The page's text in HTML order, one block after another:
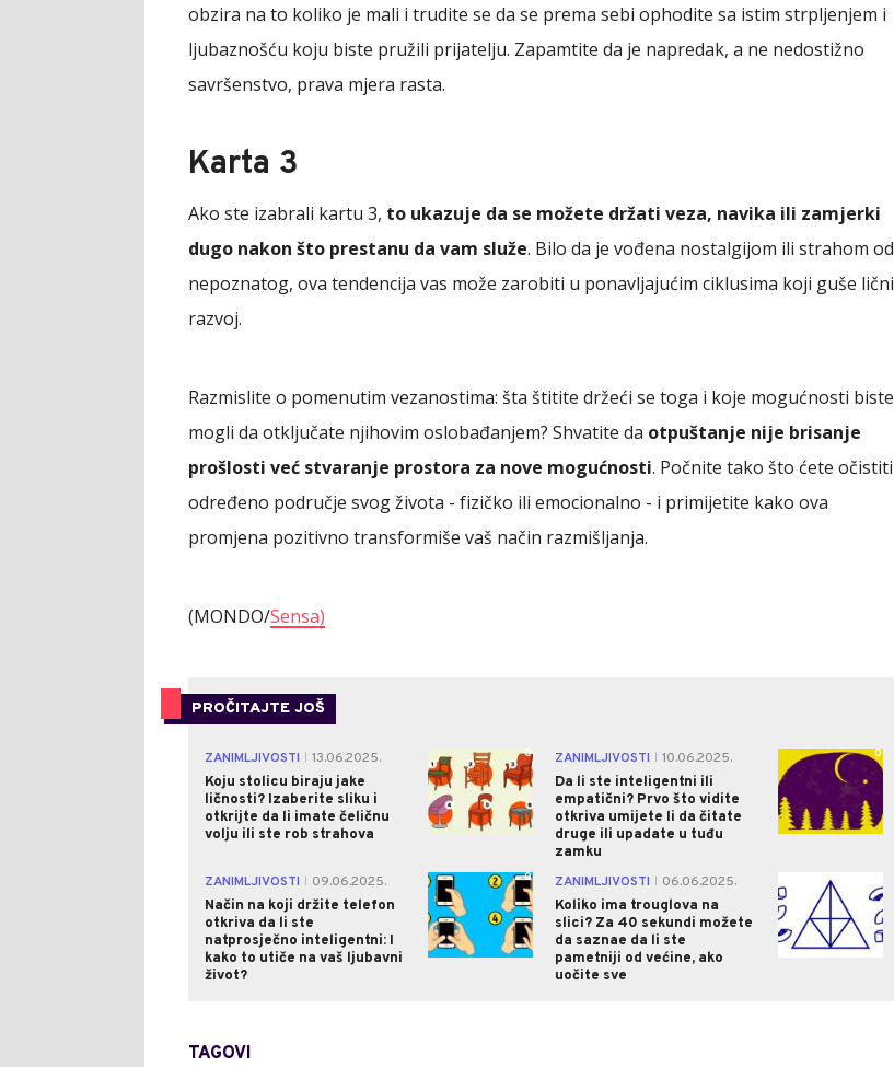
obzira na to koliko je mali i trudite se da se prema sebi ophodite sa istim strpljenjem i
ljubaznošću koju biste pružili prijatelju. Zapamtite da je napredak, a ne nedostižno
savršenstvo, prava mjera rasta.
Karta 3
Ako ste izabrali kartu 3, to ukazuje da se možete držati veza, navika ili zamjerki
dugo nakon što prestanu da vam služe. Bilo da je vođena nostalgijom ili strahom od
nepoznatog, ova tendencija vas može zarobiti u ponavljajućim ciklusima koji guše lični
razvoj.
Razmislite o pomenutim vezanostima: šta štitite držeći se toga i koje mogućnosti biste
mogli da otključate njihovim oslobađanjem? Shvatite da otpuštanje nije brisanje
prošlosti već stvaranje prostora za nove mogućnosti. Počnite tako što ćete očistiti
određeno područje svog života - fizičko ili emocionalno - i primijetite kako ova
promjena pozitivno transformiše vaš način razmišljanja.
(MONDO/Sensa)
PROČITAJTE JOŠ
ZANIMLJIVOSTI
13.06.2025.
Koju stolicu biraju jake
ličnosti? Izaberite sliku i
otkrijte da li imate čeličnu
volju ili ste rob strahova
0 ZANIMLJIVOSTI
10.06.2025.
Da li ste inteligentni ili
empatični? Prvo što vidite
otkriva umijete li da čitate
druge ili upadate u tuđu
zamku
0
ZANIMLJIVOSTI
09.06.2025.
Način na koji držite telefon
otkriva da li ste
natprosječno inteligentni: I
kako to utiče na vaš ljubavni
život?
0 ZANIMLJIVOSTI
06.06.2025.
Koliko ima trouglova na
slici? Za 40 sekundi možete
da saznae da li ste
pametniji od većine, ako
uočite sve
TAGOVI